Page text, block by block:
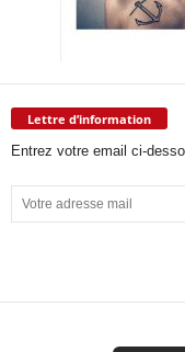
Lettre d’information
Entrez votre email ci-